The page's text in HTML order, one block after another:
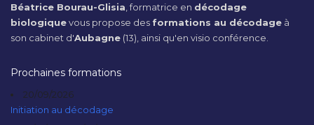
Béatrice Bourau-Glisia , formatrice en décodage
biologiquevous propose des formations au décodage à
son cabinet d'Aubagne (13), ainsi qu'en visio conférence.
Prochaines formations
20/09/2026
Initiation au décodage